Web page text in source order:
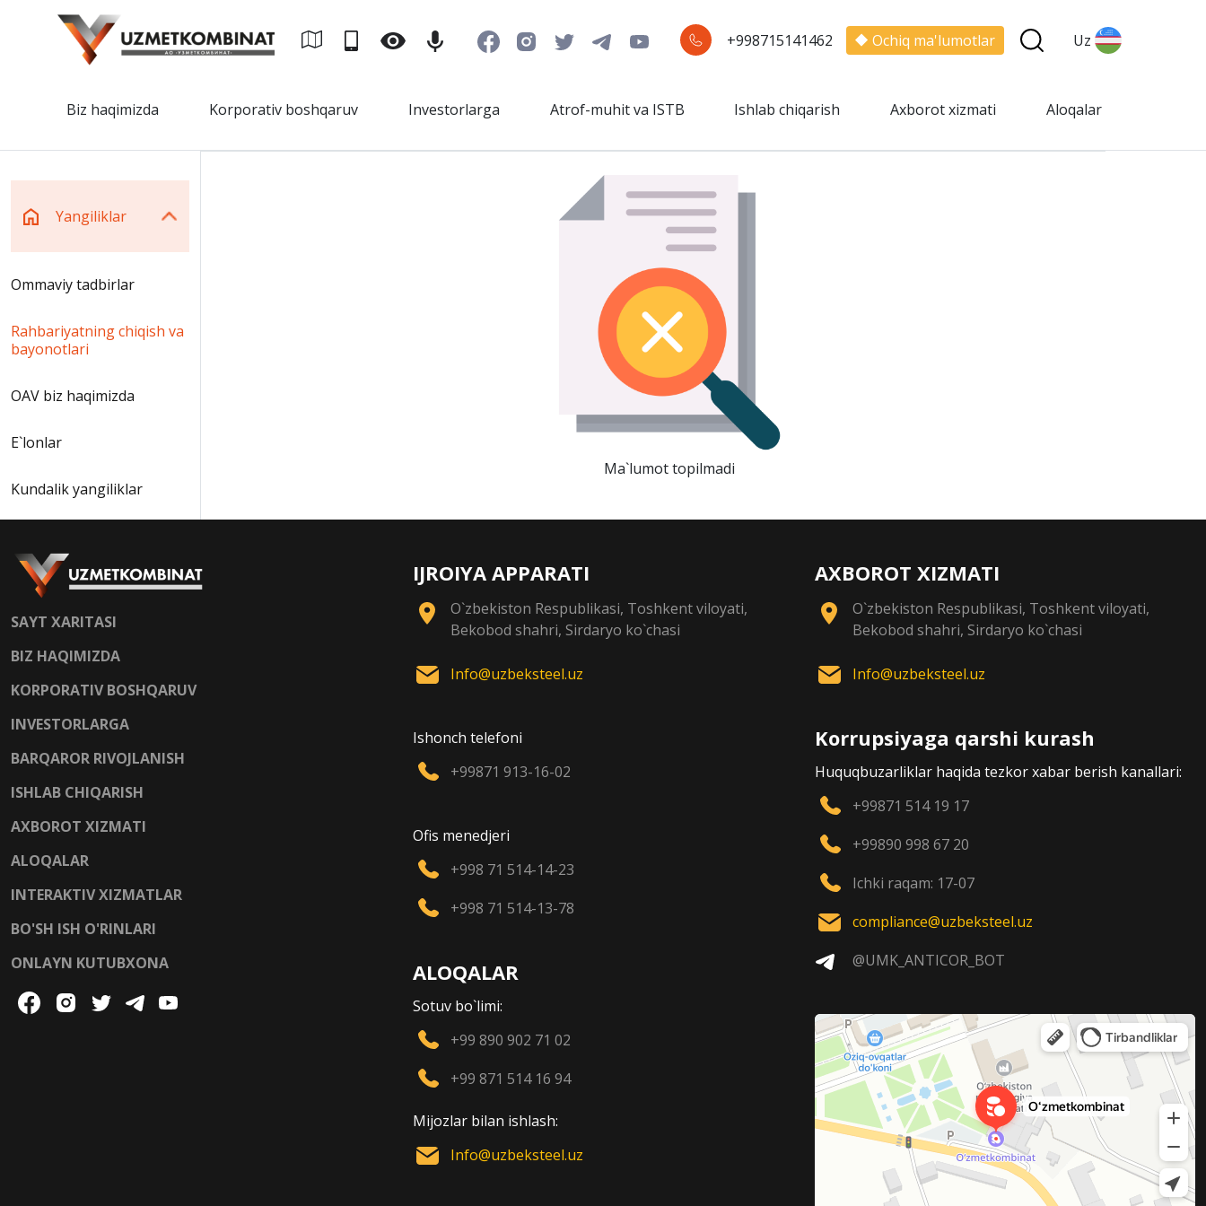
+998715141462 Ochiq ma'lumotlar Uz
Biz haqimizda Korporativ boshqaruv Investorlarga Atrof-muhit va ISTB Ishlab chiqarish Axborot xizmati Aloqalar
Yangiliklar
Ommaviy tadbirlar
Rahbariyatning chiqish va
bayonotlari
OAV biz haqimizda
E`lonlar
Kundalik yangiliklar
Ma`lumot topilmadi
SAYT XARITASI
BIZ HAQIMIZDA
KORPORATIV BOSHQARUV
INVESTORLARGA
BARQAROR RIVOJLANISH
ISHLAB CHIQARISH
AXBOROT XIZMATI
ALOQALAR
INTERAKTIV XIZMATLAR
BO'SH ISH O'RINLARI
ONLAYN KUTUBXONA
IJROIYA APPARATI
O`zbekiston Respublikasi, Toshkent viloyati,
Bekobod shahri, Sirdaryo ko`chasi
Info@uzbeksteel.uz
Ishonch telefoni
+99871 913-16-02
Ofis menedjeri
+998 71 514-14-23
+998 71 514-13-78
ALOQALAR
Sotuv bo`limi:
+99 890 902 71 02
+99 871 514 16 94
Mijozlar bilan ishlash:
Info@uzbeksteel.uz
AXBOROT XIZMATI
O`zbekiston Respublikasi, Toshkent viloyati,
Bekobod shahri, Sirdaryo ko`chasi
Info@uzbeksteel.uz
Korrupsiyaga qarshi kurash
Huquqbuzarliklar haqida tezkor xabar berish kanallari:
+99871 514 19 17
+99890 998 67 20
Ichki raqam: 17-07
compliance@uzbeksteel.uz
@UMK_ANTICOR_BOT